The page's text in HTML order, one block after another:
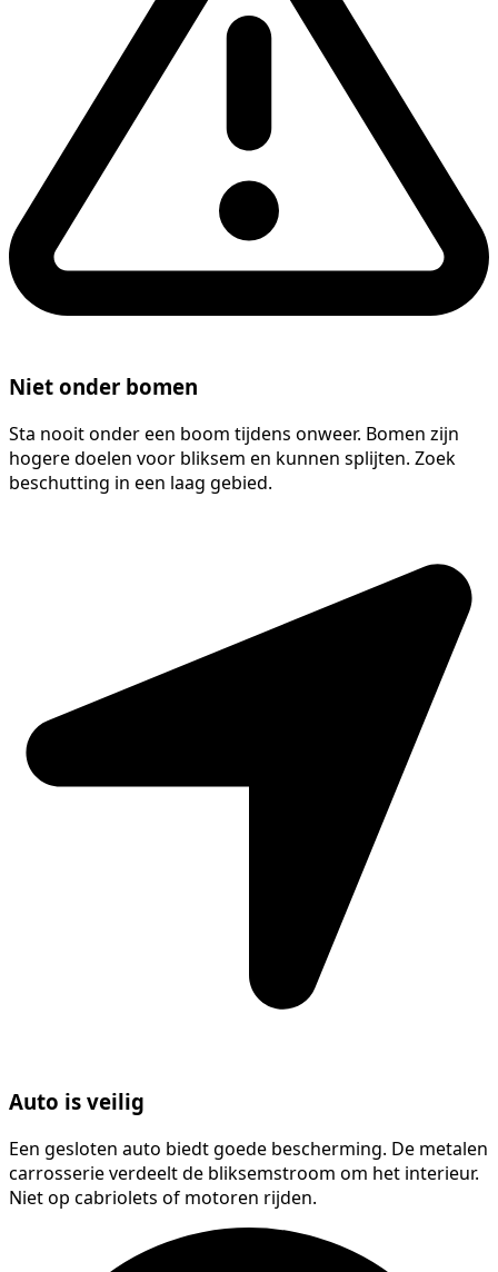
Niet onder bomen
Sta nooit onder een boom tijdens onweer. Bomen zijn
hogere doelen voor bliksem en kunnen splijten. Zoek
beschutting in een laag gebied.
Auto is veilig
Een gesloten auto biedt goede bescherming. De metalen
carrosserie verdeelt de bliksemstroom om het interieur.
Niet op cabriolets of motoren rijden.